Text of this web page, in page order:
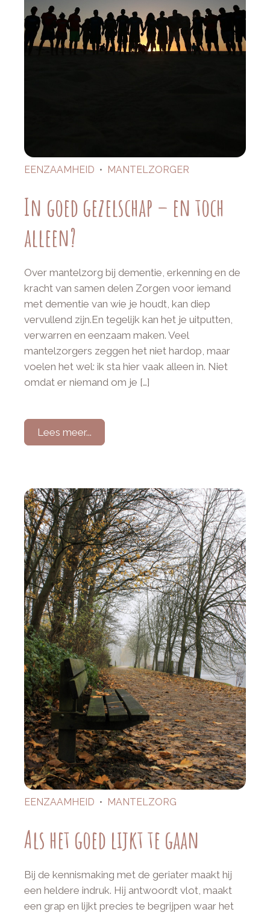
EENZAAMHEID • MANTELZORGER
In goed gezelschap – en toch
alleen?
Over mantelzorg bij dementie, erkenning en de
kracht van samen delen Zorgen voor iemand
met dementie van wie je houdt, kan diep
vervullend zijn.En tegelijk kan het je uitputten,
verwarren en eenzaam maken. Veel
mantelzorgers zeggen het niet hardop, maar
voelen het wel: ik sta hier vaak alleen in. Niet
omdat er niemand om je […]
Lees meer...
EENZAAMHEID • MANTELZORG
Als het goed lijkt te gaan
Bij de kennismaking met de geriater maakt hij
een heldere indruk. Hij antwoordt vlot, maakt
een grap en lijkt precies te begrijpen waar het